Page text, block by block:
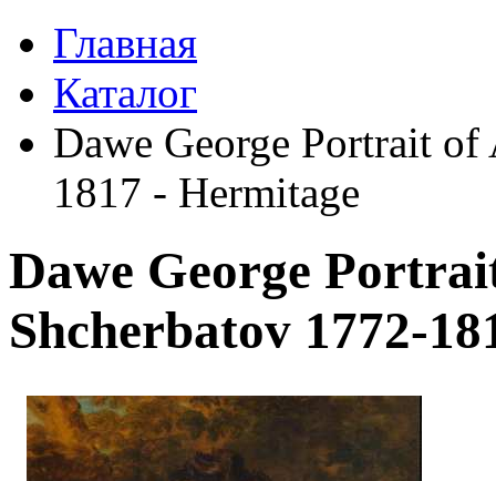
Главная
Каталог
Dawe George Portrait
1817 - Hermitage
Dawe George
Shcherbatov 1772-